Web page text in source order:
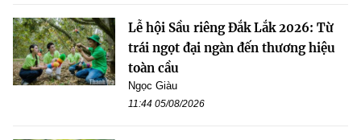
Lễ hội Sầu riêng Đắk Lắk 2026: Từ
trái ngọt đại ngàn đến thương hiệu
toàn cầu
Ngọc Giàu
11:44 05/08/2026